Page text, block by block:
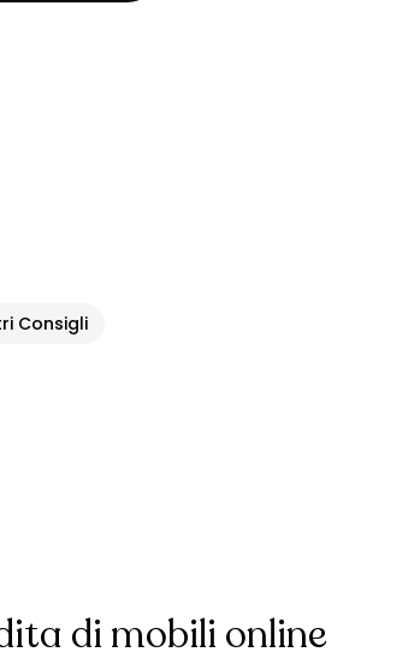
Consigli
di mobili online